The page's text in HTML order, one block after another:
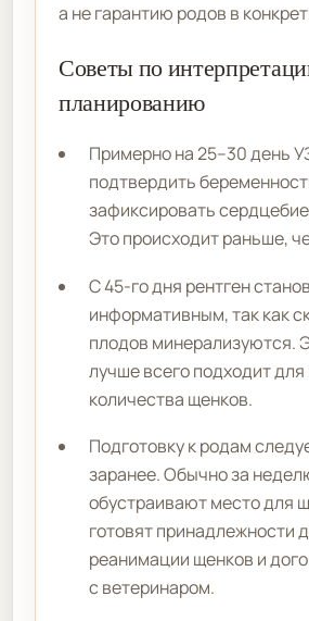
а не гарантию родов в
Советы по
планированию
Примерно на 25–30 день
подтвердить
зафиксировать
Это происходит раньше,
С 45-го дня рентген
информативным, так как
плодов минерализуются.
лучше всего подходит
количества щенков.
Подготовку к родам
заранее. Обычно за
обустраивают место для
готовят принадлежности
реанимации щенков и
с ветеринаром.